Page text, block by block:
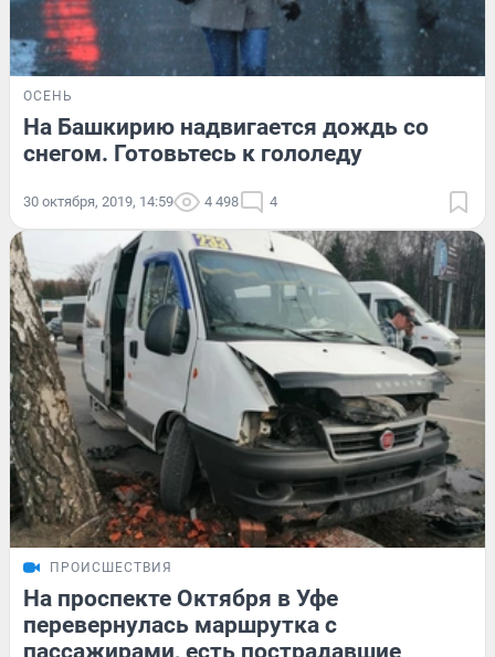
ОСЕНЬ
На Башкирию надвигается дождь со
снегом. Готовьтесь к гололеду
30 октября, 2019, 14:59 4 498 4
ПРОИСШЕСТВИЯ
На проспекте Октября в Уфе
перевернулась маршрутка с
пассажирами, есть пострадавшие